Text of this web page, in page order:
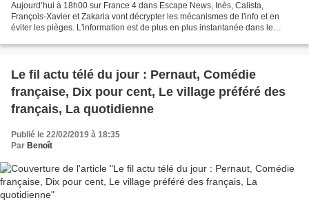
Aujourd’hui à 18h00 sur France 4 dans Escape News, Inès, Calista,
François-Xavier et Zakaria vont décrypter les mécanismes de l'info et en
éviter les pièges. L'information est de plus en plus instantanée dans le
Le fil actu télé du jour : Pernaut, Comédie
française, Dix pour cent, Le village préféré des
français, La quotidienne
Publié le 22/02/2019 à 18:35
Par Benoît